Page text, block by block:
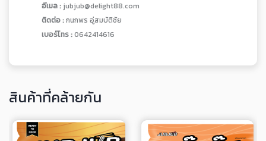
อีเมล : jubjub@delight88.com
ติดต่อ :กนกพร อู่สมบัติชัย
เบอร์โทร :0642414616
สินค้าที่คล้ายกัน